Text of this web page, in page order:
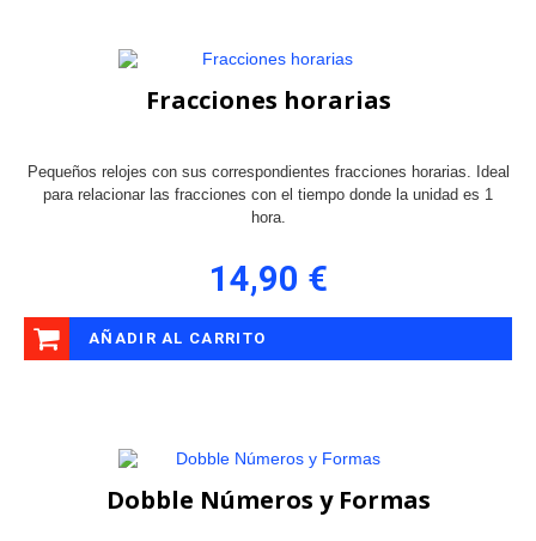
Fracciones horarias
Pequeños relojes con sus correspondientes fracciones horarias. Ideal
para relacionar las fracciones con el tiempo donde la unidad es 1
hora.
14,90 €
AÑADIR AL CARRITO
Dobble Números y Formas